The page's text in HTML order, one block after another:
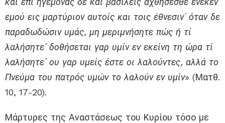
εμού εις μαρτύριον αυτοίς και τοις έθνεσιν΄ όταν δε
παραδωδώσιν υμάς, μη μεριμνήσητε πώς ή τί
λαλήσητε΄ δοθήσεται γαρ υμίν εν εκείνη τη ώρα τί
λαλήσητε΄ ου γαρ υμείς έστε οι λαλούντες, αλλά το
Πνεύμα του πατρός υμών το λαλούν εν υμίν» (Ματθ.
10, 17-20).
Μάρτυρες της Αναστάσεως του Κυρίου τόσο με